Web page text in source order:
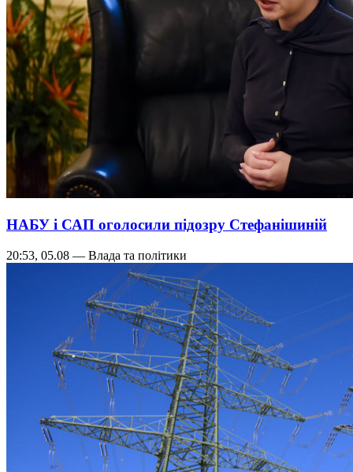
НАБУ і САП оголосили підозру Стефанішиній
20:53, 05.08 — Влада та політики